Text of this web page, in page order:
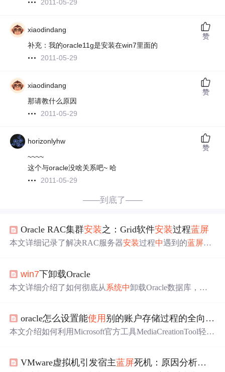
2011-05-29
xiaodindang
补充：我的oracle11g是安装在win7里面的
2011-05-29
赞
xiaodindang
那请教什么原因
2011-05-29
赞
horizonlyhw
~~~~
这个与oracle没啥关系吧~ 哈
2011-05-29
赞
——到底了——
Oracle RAC集群安装之：Grid软件安装过程蓝屏
本文详细记录了解决RAC服务器安装过程中遇到的蓝屏问
win7下卸载Oracle
本文详细介绍了如何彻底从系统中卸载Oracle数据库，包
oracle怎么设置能使用 别的账户存储过程的全向_教你怎么重装100%纯净的Win10
本文介绍如何利用Microsoft官方工具MediaCreationTool轻松
VMware虚拟机引发宿主蓝屏死机：原因分析与